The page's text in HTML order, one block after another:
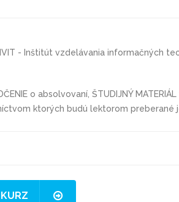
- Inštitút vzdelávania informačných
o absolvovaní, ŠTUDIJNÝ
ktorých budú lektorom preberané